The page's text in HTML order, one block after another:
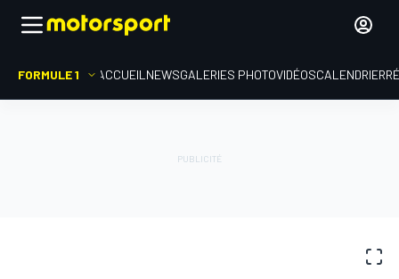
FORMULE 1 ACCUEIL NEWSGALERIES PHOTOVIDÉOSCALENDRIER